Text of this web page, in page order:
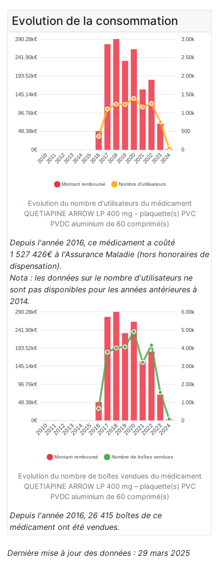
Evolution de la consommation
201020112012201320142015201620172018201920202021202220232024
3.00k
2.50k
2.00k
1.50k
1.00k
500
0
290.28k€
241.90k€
193.52k€
145.14k€
96.76k€
48.38k€
0€
Montant remboursé Nombre d'utilisateurs
Evolution du nombre d'utilisateurs du médicament
QUETIAPINE ARROW LP 400 mg – plaquette(s) PVC
PVDC aluminium de 60 comprimé(s)
Depuis l'année 2016, ce médicament a coûté
1 527 426€ à l'Assurance Maladie (hors honoraires de
dispensation).
Nota : les données sur le nombre d'utilisateurs ne
sont pas disponibles pour les années antérieures à
2014.
201020112012201320142015201620172018201920202021202220232024
6.00k
5.00k
4.00k
3.00k
2.00k
1.00k
0
290.28k€
241.90k€
193.52k€
145.14k€
96.76k€
48.38k€
0€
Montant remboursé Nombre de boîtes vendues
Evolution du nombre de boîtes vendues du médicament
QUETIAPINE ARROW LP 400 mg – plaquette(s) PVC
PVDC aluminium de 60 comprimé(s)
Depuis l'année 2016, 26 415 boîtes de ce
médicament ont été vendues.
Dernière mise à jour des données : 29 mars 2025